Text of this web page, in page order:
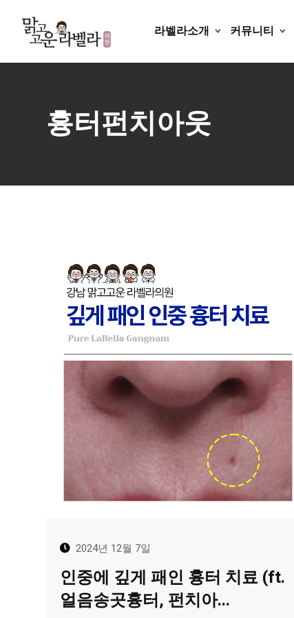
content
라벨라소개 커뮤니티
흉터펀치아웃
2024년 12월 7일
인중에 깊게 패인 흉터 치료 (ft.
얼음송곳흉터, 펀치아...